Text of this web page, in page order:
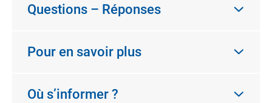
Questions – Réponses
Pour en savoir plus
Où s’informer ?